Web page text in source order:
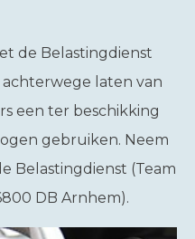
de Belastingdienst
laten van
een ter beschikking
gebruiken. Neem
Belastingdienst (Team
DB Arnhem).